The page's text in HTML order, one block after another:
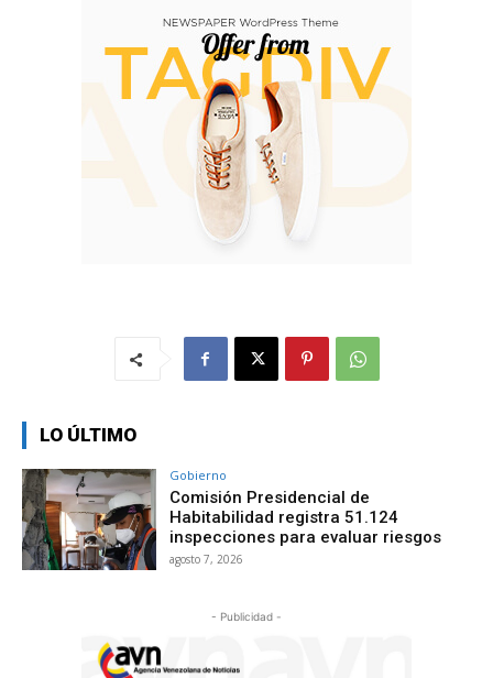
LO ÚLTIMO
Gobierno
Comisión Presidencial de
Habitabilidad registra 51.124
inspecciones para evaluar riesgos
agosto 7, 2026
- Publicidad -